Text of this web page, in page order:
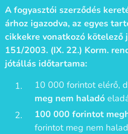
A fogyasztói szerződés
árhoz igazodva, az egyes
cikkekre vonatkozó kötelező
151/2003. (IX. 22.) Korm.
jótállás időtartama:
10 000 forintot elérő,
meg nem haladó
100 000 forintot
forintot meg nem